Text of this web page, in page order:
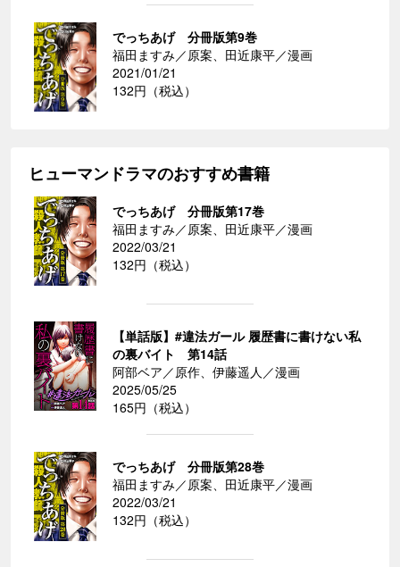
でっちあげ 分冊版第9巻
福田ますみ／原案、田近康平／漫画
2021/01/21
132円（税込）
ヒューマンドラマのおすすめ書籍
でっちあげ 分冊版第17巻
福田ますみ／原案、田近康平／漫画
2022/03/21
132円（税込）
【単話版】#違法ガール 履歴書に書けない私
の裏バイト 第14話
阿部ベア／原作、伊藤遥人／漫画
2025/05/25
165円（税込）
でっちあげ 分冊版第28巻
福田ますみ／原案、田近康平／漫画
2022/03/21
132円（税込）